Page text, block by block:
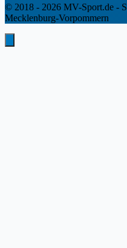
© 2018 - 2026 MV-Sport.de -
Mecklenburg-Vorpommern